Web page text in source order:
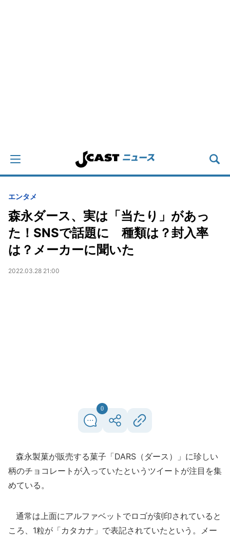
エンタメ
森永ダース、実は「当たり」があっ
た！SNSで話題に 種類は？封入率
は？メーカーに聞いた
2022.03.28 21:00
0
森永製菓が販売する菓子「DARS（ダース）」に珍しい
柄のチョコレートが入っていたというツイートが注目を集
めている。
通常は上面にアルファベットでロゴが刻印されていると
ころ、1粒が「カタカナ」で表記されていたという。メー